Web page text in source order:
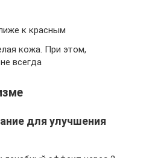
к красным
кожа. При этом,
всегда
для улучшения